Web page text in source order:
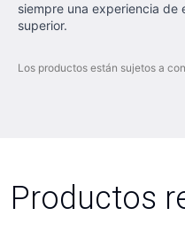
siempre una experiencia
superior.
Los productos están sujetos a
Productos